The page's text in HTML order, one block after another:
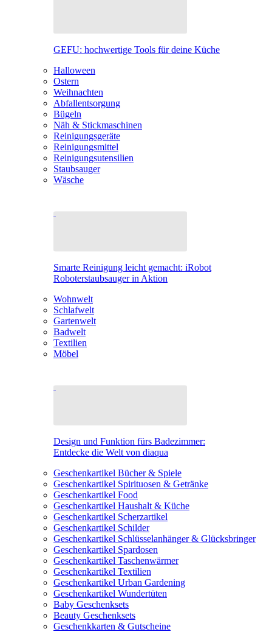
GEFU: hochwertige Tools für deine Küche
Halloween
Ostern
Weihnachten
Abfallentsorgung
Bügeln
Näh & Stickmaschinen
Reinigungsgeräte
Reinigungsmittel
Reinigungsutensilien
Staubsauger
Wäsche
Smarte Reinigung leicht gemacht: iRobot
Roboterstaubsauger in Aktion
Wohnwelt
Schlafwelt
Gartenwelt
Badwelt
Textilien
Möbel
Design und Funktion fürs Badezimmer:
Entdecke die Welt von diaqua
Geschenkartikel Bücher & Spiele
Geschenkartikel Spirituosen & Getränke
Geschenkartikel Food
Geschenkartikel Haushalt & Küche
Geschenkartikel Scherzartikel
Geschenkartikel Schilder
Geschenkartikel Schlüsselanhänger & Glücksbringer
Geschenkartikel Spardosen
Geschenkartikel Taschenwärmer
Geschenkartikel Textilien
Geschenkartikel Urban Gardening
Geschenkartikel Wundertüten
Baby Geschenksets
Beauty Geschenksets
Geschenkkarten & Gutscheine